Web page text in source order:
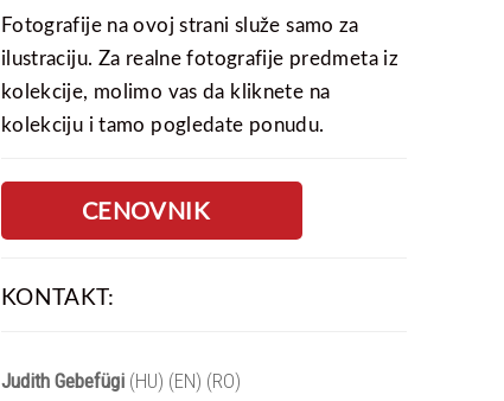
Fotografije na ovoj strani služe samo za
ilustraciju. Za realne fotografije predmeta iz
kolekcije, molimo vas da kliknete na
kolekciju i tamo pogledate ponudu.
CENOVNIK
KONTAKT:
Judith Gebefügi (HU) (EN) (RO)